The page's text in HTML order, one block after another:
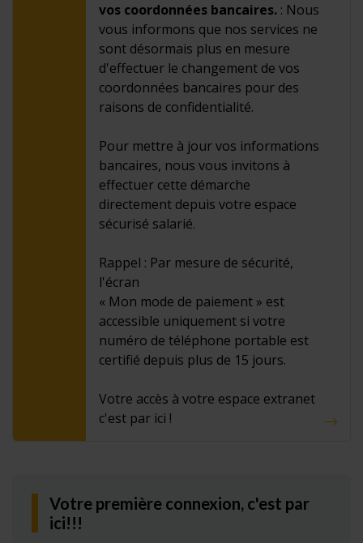
vos coordonnées bancaires. : Nous
vous informons que nos services ne
sont désormais plus en mesure
d'effectuer le changement de vos
coordonnées bancaires pour des
raisons de confidentialité.
Pour mettre à jour vos informations
bancaires, nous vous invitons à
effectuer cette démarche
directement depuis votre espace
sécurisé salarié.
Rappel : Par mesure de sécurité,
l'écran
« Mon mode de paiement » est
accessible uniquement si votre
numéro de téléphone portable est
certifié depuis plus de 15 jours.
Votre accès à votre espace extranet
c'est par ici !
Votre première connexion, c'est par
ici!!!